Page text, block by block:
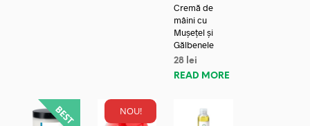
Cremă de
mâini cu
Mușețel și
Gălbenele
28 lei
READ MORE
NOU!